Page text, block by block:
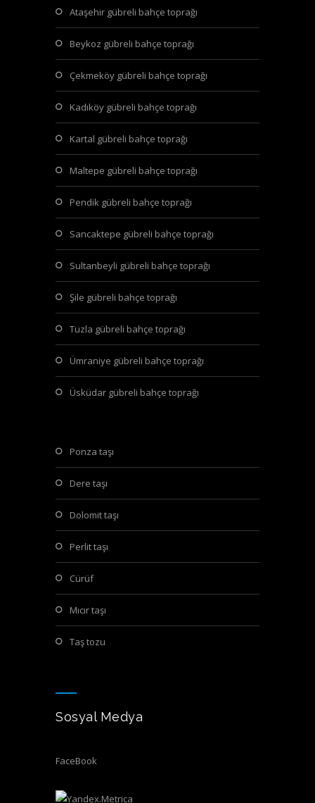
ataşehir gübreli bahçe toprağı
beykoz gübreli bahçe toprağı
çekmeköy gübreli bahçe toprağı
kadıköy gübreli bahçe toprağı
kartal gübreli bahçe toprağı
maltepe gübreli bahçe toprağı
pendik gübreli bahçe toprağı
sancaktepe gübreli bahçe toprağı
sultanbeyli gübreli bahçe toprağı
şile gübreli bahçe toprağı
tuzla gübreli bahçe toprağı
ümraniye gübreli bahçe toprağı
üsküdar gübreli bahçe toprağı
ponza taşı
dere taşı
dolomit taşı
perlit taşı
cürüf
mıcır taşı
taş tozu
Sosyal Medya
FaceBook